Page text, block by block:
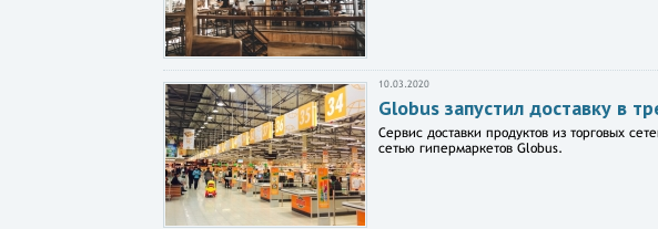
10.03.2020
Globus запустил доставку в
Сервис доставки продуктов из торговых
сетью гипермаркетов Globus.